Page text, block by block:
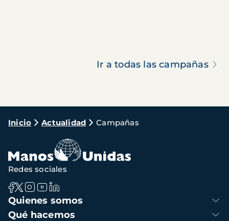
Ir a todas las campañas
Ruta
navegación
Inicio Actualidad Campañas
Navegación
principal
Quienes somos
Qué hacemos
Redes sociales